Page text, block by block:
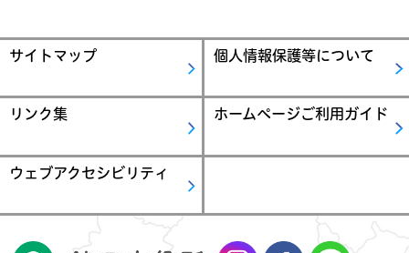
サイトマップ 個人情報保護等について
リンク集 ホームページご利用ガイド
ウェブアクセシビリティ